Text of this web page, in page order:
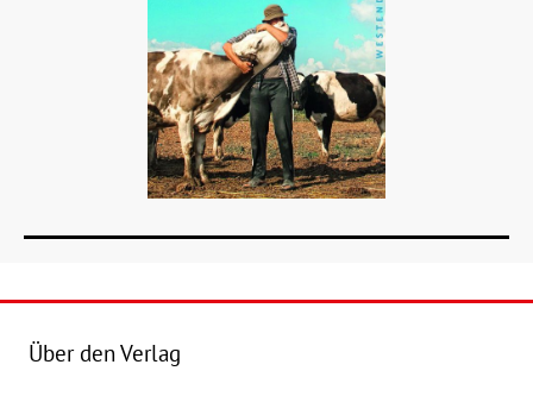
Über den Verlag